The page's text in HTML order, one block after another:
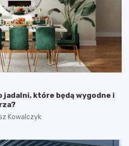
jadalni, które będą wygodne i
Kowalczyk